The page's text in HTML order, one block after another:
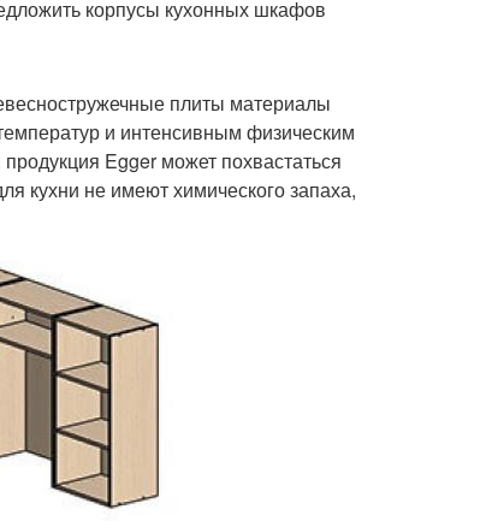
корпусы кухонных шкафов
плиты материалы
и интенсивным физическим
Egger может похвастаться
кухни не имеют химического запаха,